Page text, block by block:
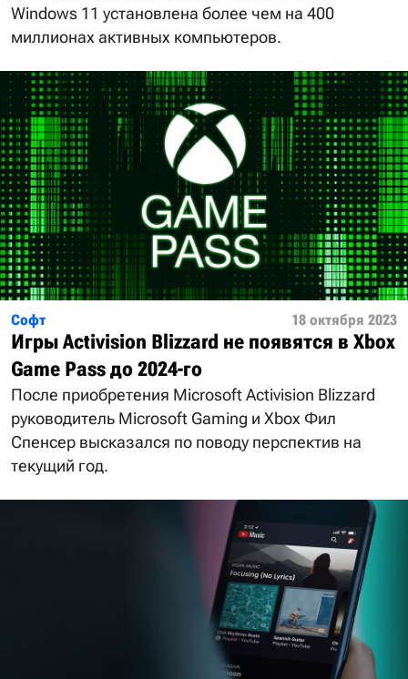
Windows 11 установлена более чем на 400
миллионах активных компьютеров.
Софт 18 октября 2023
Игры Activision Blizzard не появятся в Xbox
Game Pass до 2024-го
После приобретения Microsoft Activision Blizzard
руководитель Microsoft Gaming и Xbox Фил
Спенсер высказался по поводу перспектив на
текущий год.